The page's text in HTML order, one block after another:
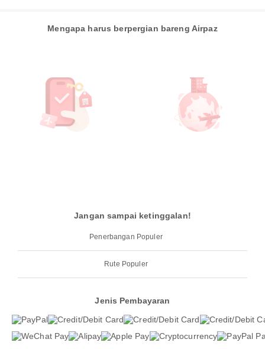
Mengapa harus berpergian bareng Airpaz
Jangan sampai ketinggalan!
Penerbangan Populer
Rute Populer
Jenis Pembayaran